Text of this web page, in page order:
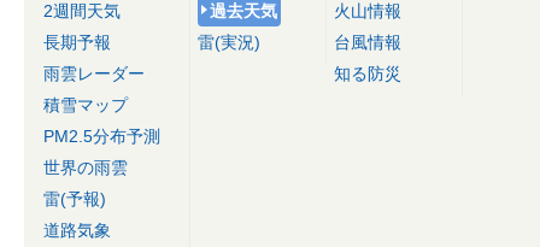
2週間天気
長期予報
雨雲レーダー
積雪マップ
PM2.5分布予測
世界の雨雲
雷(予報)
道路気象
過去天気
雷(実況)
火山情報
台風情報
知る防災